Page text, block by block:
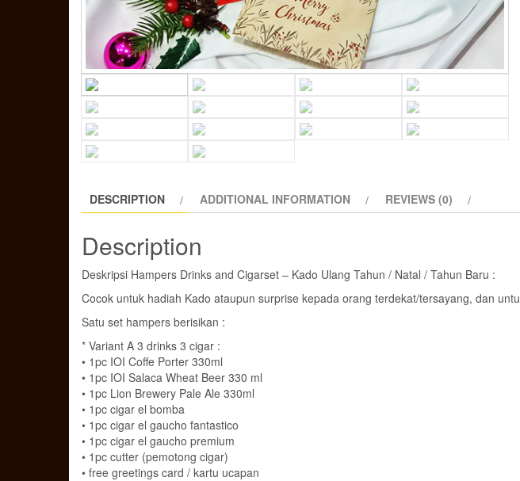
DESCRIPTION ADDITIONAL INFORMATION REVIEWS (0)
Description
Deskripsi Hampers Drinks and Cigarset – Kado Ulang Tahun / Natal / Tahun Baru :
Cocok untuk hadiah Kado ataupun surprise kepada orang terdekat/tersayang, dan
Satu set hampers berisikan :
* Variant A 3 drinks 3 cigar :
• 1pc IOI Coffe Porter 330ml
• 1pc IOI Salaca Wheat Beer 330 ml
• 1pc Lion Brewery Pale Ale 330ml
• 1pc cigar el bomba
• 1pc cigar el gaucho fantastico
• 1pc cigar el gaucho premium
• 1pc cutter (pemotong cigar)
• free greetings card / kartu ucapan